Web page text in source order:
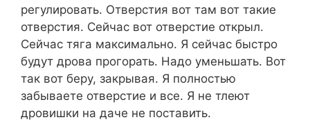
регулировать. Отверстия вот там вот такие
отверстия. Сейчас вот отверстие открыл.
Сейчас тяга максимально. Я сейчас быстро
будут дрова прогорать. Надо уменьшать. Вот
так вот беру, закрывая. Я полностью
забываете отверстие и все. Я не тлеют
дровишки на даче не поставить.